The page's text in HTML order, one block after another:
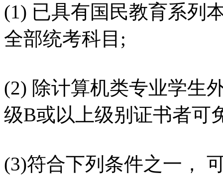
(1) 已具有国民教育系列
全部统考科目;
(2) 除计算机类专业学生
级B或以上级别证书者可
(3)符合下列条件之一，